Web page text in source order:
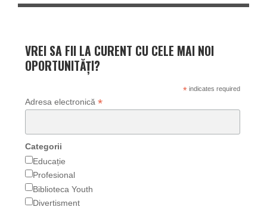
VREI SA FII LA CURENT CU CELE MAI NOI
OPORTUNITĂȚI?
*indicates required
Adresa electronică *
Categorii
Educație
Profesional
Biblioteca Youth
Divertisment